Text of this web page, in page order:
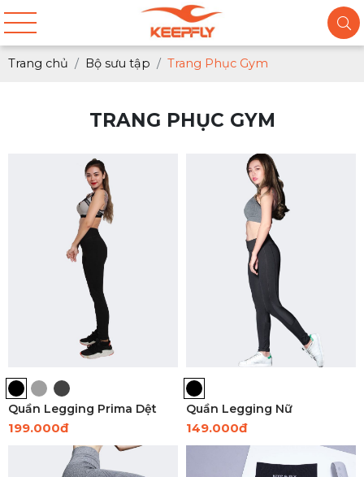
Trang chủ Bộ sưu tập Trang Phục Gym
TRANG PHỤC GYM
Quần Legging Prima Dệt
199.000đ
Quần Legging Nữ
149.000đ